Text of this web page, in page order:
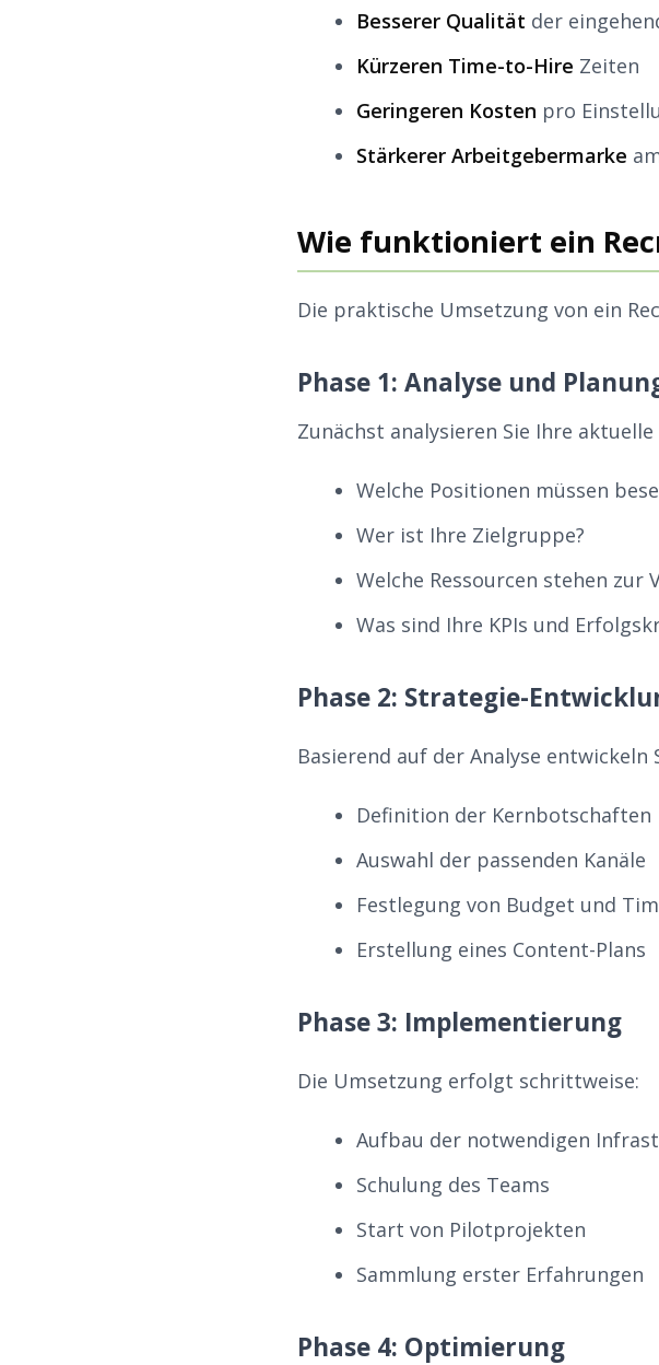
Besserer Qualität der
Kürzeren Time-to-Hire Zeiten
Geringeren Kosten pro
Stärkerer Arbeitgebermarke
Wie funktioniert ein
Die praktische Umsetzung von ein
Phase 1: Analyse und
Zunächst analysieren Sie Ihre
Welche Positionen müssen
Wer ist Ihre Zielgruppe?
Welche Ressourcen stehen zur
Was sind Ihre KPIs und
Phase 2: Strategie-
Basierend auf der Analyse
Definition der Kernbotschaften
Auswahl der passenden Kanäle
Festlegung von Budget und
Erstellung eines Content-Plans
Phase 3: Implementierung
Die Umsetzung erfolgt schrittweise:
Aufbau der notwendigen
Schulung des Teams
Start von Pilotprojekten
Sammlung erster Erfahrungen
Phase 4: Optimierung